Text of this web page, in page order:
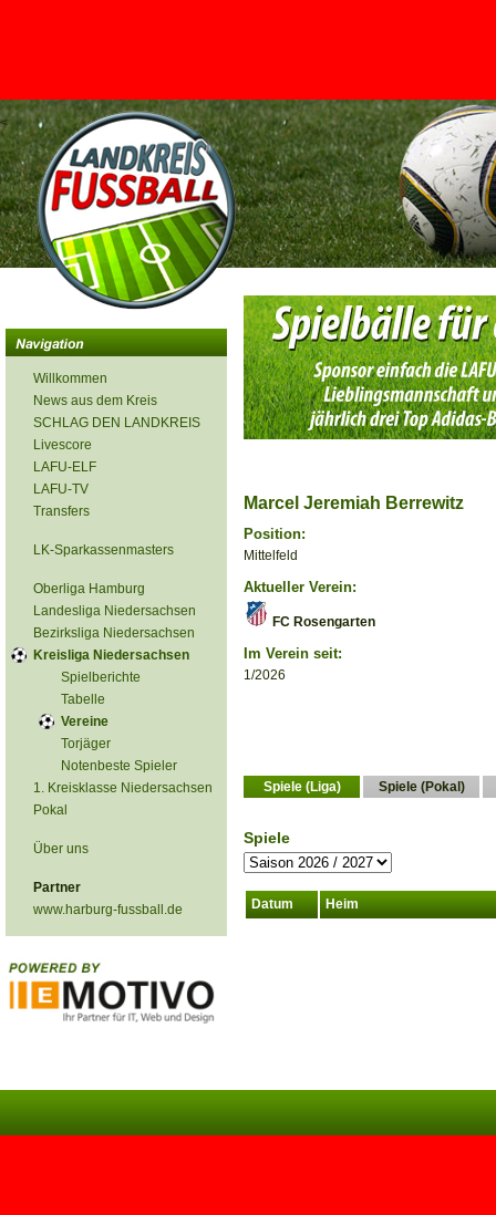
<
Willkommen
News aus dem Kreis
SCHLAG DEN LANDKREIS
Livescore
LAFU-ELF
LAFU-TV
Transfers
LK-Sparkassenmasters
Oberliga Hamburg
Landesliga Niedersachsen
Bezirksliga Niedersachsen
Kreisliga Niedersachsen
Spielberichte
Tabelle
Vereine
Torjäger
Notenbeste Spieler
1. Kreisklasse Niedersachsen
Pokal
Über uns
Partner
www.harburg-fussball.de
Marcel Jeremiah Berrewitz
Position:
Mittelfeld
Aktueller Verein:
FC Rosengarten
Im Verein seit:
1/2026
Spiele (Liga) Spiele (Pokal)
Spiele
Datum Heim